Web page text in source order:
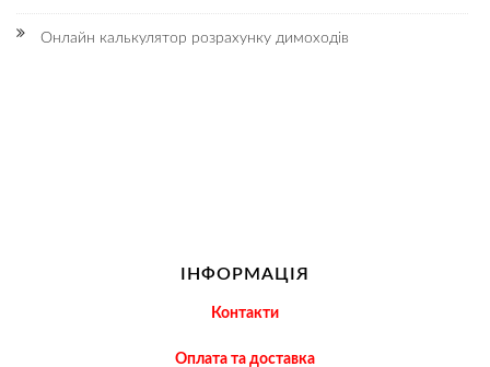
Онлайн калькулятор розрахунку димоходів
ІНФОРМАЦІЯ
Контакти
Оплата та доставка